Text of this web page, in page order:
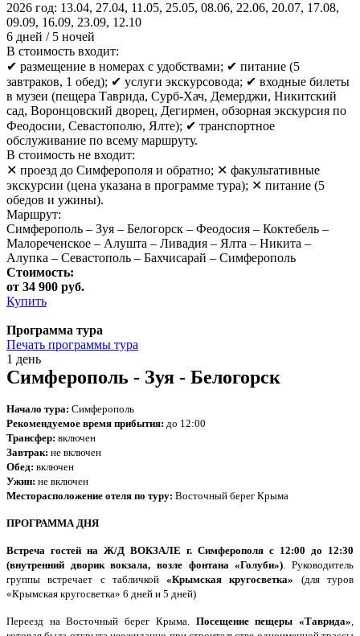
2026 год: 13.04, 27.04, 11.05, 25.05, 08.06, 22.06, 20.07, 17.08,
09.09, 16.09, 23.09, 12.10
6 дней / 5 ночей
В стоимость входит:
✔ размещение в номерах с удобствами; ✔ питание (5
завтраков, 1 обед); ✔ услуги экскурсовода; ✔ входные билеты
в музеи (пещера Таврида, Сурб-Хач, Демерджи, Никитский
сад, Воронцовский дворец, Дегирмен, обзорная экскурсия по
Феодосии, Севастополю, Ялте); ✔ транспортное
обслуживание по всему маршруту.
В стоимость не входит:
✕ проезд до Симферополя и обратно; ✕ факультативные
экскурсии (цена указана в программе тура); ✕ питание (5
обедов и ужины).
Маршрут:
Симферополь – Зуя – Белогорск – Феодосия – Коктебель –
Малореченское – Алушта – Ливадия – Ялта – Никита –
Алупка – Севастополь – Бахчисарай – Симферополь
Стоимость:
от 34 900 руб.
Купить
Программа тура
Печать программы тура
1 день
Симферополь - Зуя - Белогорск
Начало тура: Симферополь
Рекомендуемое время прибытия: до 12:00
Трансфер: включен
Завтрак: не включен
Обед: включен
Ужин: не включен
Месторасположение отеля по туру: Восточный берег Крыма
ПРОГРАММА ДНЯ
Встреча гостей на Ж/Д ВОКЗАЛЕ г. Симферополя с 12:00 до 12:30
(внутренний дворик вокзала, возле фонтана «Голуби»). Руководитель
группы встречает с табличкой«Крымская кругосветка» (для туров
«Крымская кругосветка» 6 дней и 5 дней)
Переезд на Восточный берег Крыма. Посещение пещеры «Таврида»,